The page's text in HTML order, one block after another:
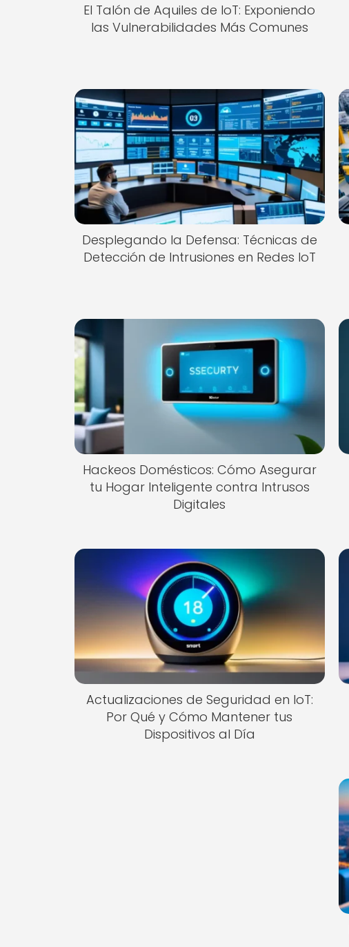
El Talón de Aquiles de IoT: Exponiendo
las Vulnerabilidades Más Comunes
Desplegando la Defensa: Técnicas de
Detección de Intrusiones en Redes IoT
Hackeos Domésticos: Cómo Asegurar
tu Hogar Inteligente contra Intrusos
Digitales
Actualizaciones de Seguridad en IoT:
Por Qué y Cómo Mantener tus
Dispositivos al Día